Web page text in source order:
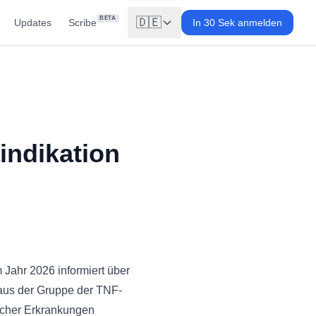
Updates Scribe BETA 🇩🇪 In 30 Sek anmelden
2026 informiert über
der Gruppe der TNF-
Erkrankungen